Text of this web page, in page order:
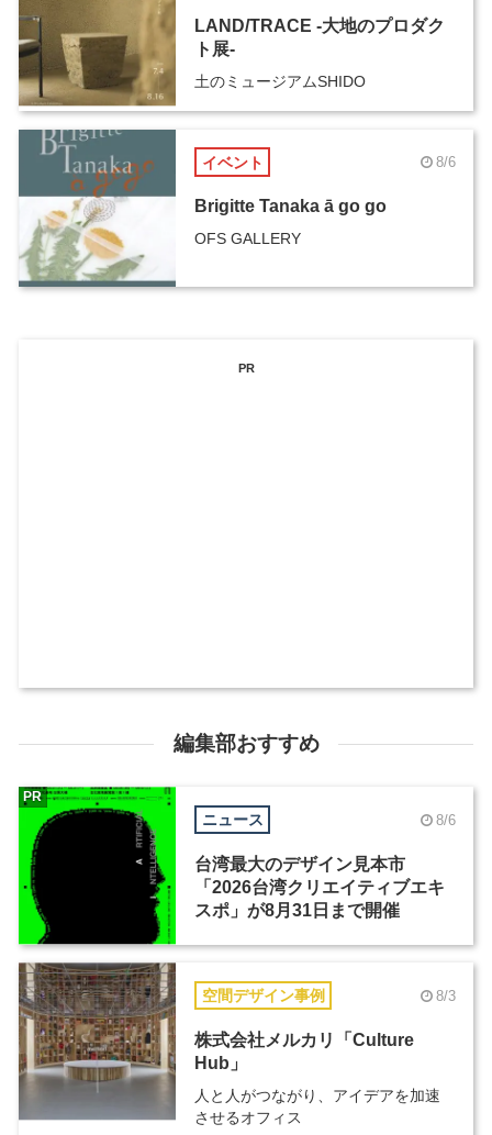
LAND/TRACE -大地のプロダク
ト展-
土のミュージアムSHIDO
イベント 8/6
Brigitte Tanaka ā go go
OFS GALLERY
PR
編集部おすすめ
ニュース 8/6
台湾最大のデザイン見本市
「2026台湾クリエイティブエキ
スポ」が8月31日まで開催
PR
空間デザイン事例 8/3
株式会社メルカリ「Culture
Hub」
人と人がつながり、アイデアを加速
させるオフィス